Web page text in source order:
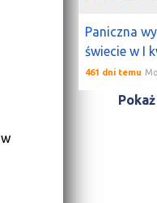
Paniczna
świecie w I
461 dni temu